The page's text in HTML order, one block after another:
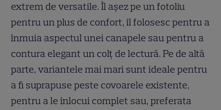
extrem de versatile. Îl așez pe un fotoliu
pentru un plus de confort, îl folosesc pentru a
înmuia aspectul unei canapele sau pentru a
contura elegant un colț de lectură. Pe de altă
parte, variantele mai mari sunt ideale pentru
a fi suprapuse peste covoarele existente,
pentru a le înlocui complet sau, preferata